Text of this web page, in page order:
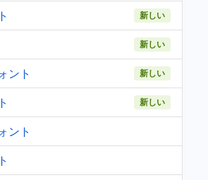
新しい
新しい
ント 新しい
新しい
ント